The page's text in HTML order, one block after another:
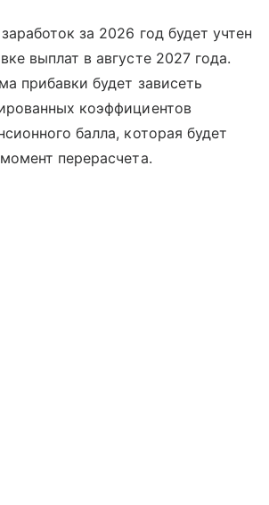
за 2026 год будет учтен
выплат в августе 2027 года.
прибавки будет зависеть
коэффициентов
балла, которая будет
перерасчета.